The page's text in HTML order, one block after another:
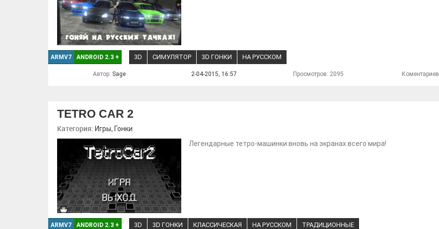
ARMV7 ANDROID 2.3 + 3D СИМУЛЯТОР 3D ГОНКИ НА РУССКОМ
Автор: Sage 2-04-2015, 16:57 Просмотров: 2095 Коментариев
TETRO CAR 2
Категория: Игры, Гонки
Легендарные тетро-машинки вновь на экранах всего мира!
ARMV7 ANDROID 2.3 + 3D 3D ГОНКИ КЛАССИЧЕСКАЯ НА РУССКОМ ТРАДИЦИОННЫЕ